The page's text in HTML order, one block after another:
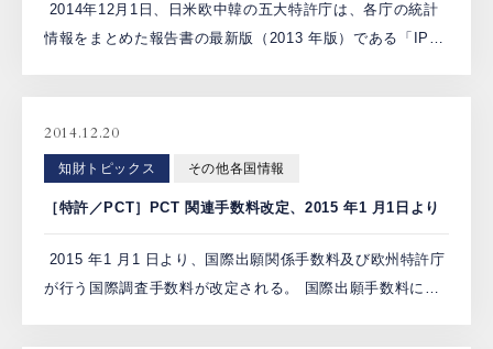
創英設樂法律事務所
お問い合わせ
日本語 English
2014年12月1日、日米欧中韓の五大特許庁は、各庁の統計
情報をまとめた報告書の最新版（2013 年版）である「IP5
2014.12.20
知財トピックス その他各国情報
［特許／PCT］PCT 関連手数料改定、2015 年1 月1日より
2015 年1 月1 日より、国際出願関係手数料及び欧州特許庁
が行う国際調査手数料が改定される。 国際出願手数料につ